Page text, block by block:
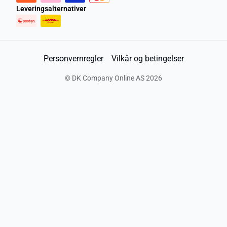
Leveringsalternativer
Personvernregler Vilkår og betingelser
© DK Company Online AS2026